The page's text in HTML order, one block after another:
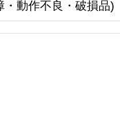
・動作不良・破損品)